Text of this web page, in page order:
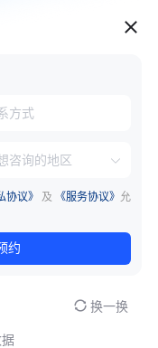
服务推荐
协议》 及 《服务协议》 允
约
换一换